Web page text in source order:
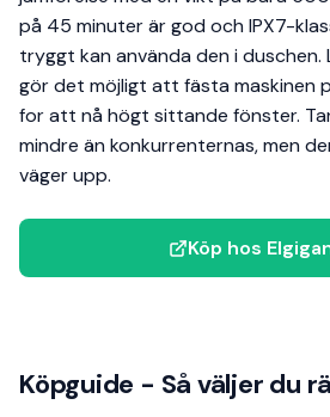
på 45 minuter är god och IPX7-
tryggt kan använda den i duschen.
gör det möjligt att fästa maskinen
for att nå högt sittande fönster.
mindre än konkurrenternas, men
väger upp.
Köp hos
Köpguide - Så väljer du